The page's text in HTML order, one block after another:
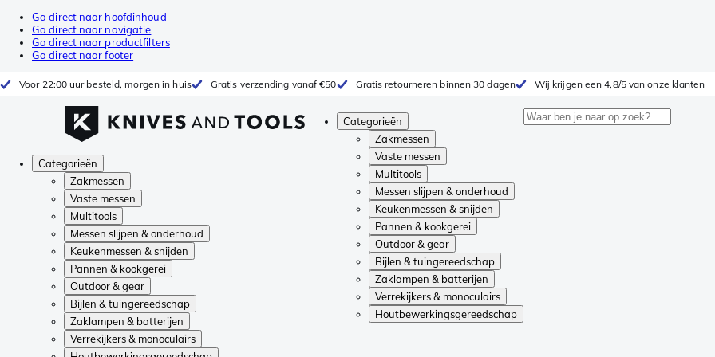
Ga direct naar hoofdinhoud
Ga direct naar navigatie
Ga direct naar productfilters
Ga direct naar footer
Voor 22:00 uur besteld, morgen in huis Gratis verzending vanaf €50 Gratis retourneren binnen 30 dagen Wij krijgen een 4,8/5 van onze klanten
Categorieën
Zakmessen
Vaste messen
Multitools
Messen slijpen & onderhoud
Keukenmessen & snijden
Pannen & kookgerei
Outdoor & gear
Bijlen & tuingereedschap
Zaklampen & batterijen
Verrekijkers & monoculairs
Houtbewerkingsgereedschap
Categorieën
Zakmessen
Vaste messen
Multitools
Messen slijpen & onderhoud
Keukenmessen & snijden
Pannen & kookgerei
Outdoor & gear
Bijlen & tuingereedschap
Zaklampen & batterijen
Verrekijkers & monoculairs